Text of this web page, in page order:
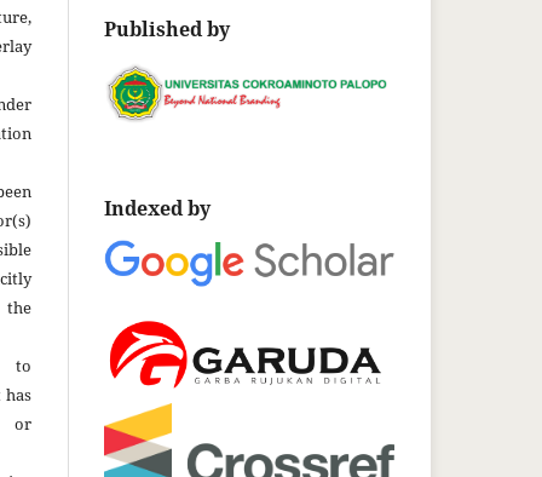
the
to
or
Published by
Indexed by